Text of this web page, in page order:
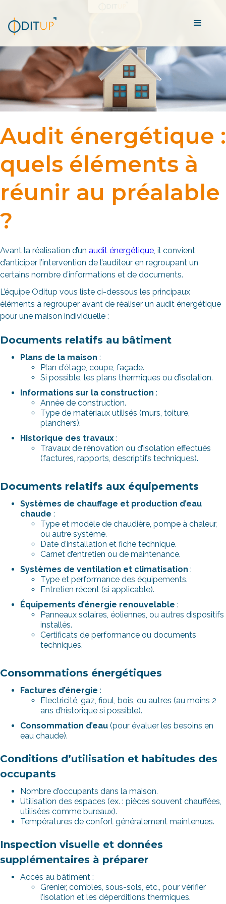
Audit énergétique :
quels éléments à
réunir au préalable
?
Avant la réalisation d’un audit énergétique, il convient
d’anticiper l’intervention de l’auditeur en regroupant un
certains nombre d’informations et de documents.
L’équipe Oditup vous liste ci-dessous les principaux
éléments à regrouper avant de réaliser un audit énergétique
pour une maison individuelle :
Documents relatifs au bâtiment
Plans de la maison :
Plan d’étage, coupe, façade.
Si possible, les plans thermiques ou d’isolation.
Informations sur la construction :
Année de construction.
Type de matériaux utilisés (murs, toiture,
planchers).
Historique des travaux :
Travaux de rénovation ou d’isolation effectués
(factures, rapports, descriptifs techniques).
Documents relatifs aux équipements
Systèmes de chauffage et production d’eau
chaude :
Type et modèle de chaudière, pompe à chaleur,
ou autre système.
Date d’installation et fiche technique.
Carnet d’entretien ou de maintenance.
Systèmes de ventilation et climatisation :
Type et performance des équipements.
Entretien récent (si applicable).
Équipements d’énergie renouvelable :
Panneaux solaires, éoliennes, ou autres dispositifs
installés.
Certificats de performance ou documents
techniques.
Consommations énergétiques
Factures d’énergie :
Électricité, gaz, fioul, bois, ou autres (au moins 2
ans d’historique si possible).
Consommation d’eau (pour évaluer les besoins en
eau chaude).
Conditions d’utilisation et habitudes des
occupants
Nombre d’occupants dans la maison.
Utilisation des espaces (ex. : pièces souvent chauffées,
utilisées comme bureaux).
Températures de confort généralement maintenues.
Inspection visuelle et données
supplémentaires à préparer
Accès au bâtiment :
Grenier, combles, sous-sols, etc., pour vérifier
l’isolation et les déperditions thermiques.